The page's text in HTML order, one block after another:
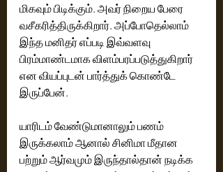
மிகவும் பிடிக்கும். அவர் நிறைய பேரை
வசீகரித்திருக்கிறார். அப்போதெல்லாம்
இந்த மனிதர் எப்படி இவ்வளவு
பிரம்மாண்டமாக விளம்பரப்படுத்துகிறார்
என வியப்புடன் பார்த்துக் கொண்டே
இருப்பேன்.
யாரிடம் வேண்டுமானாலும் பணம்
இருக்கலாம் ஆனால் சினிமா மீதான
பற்றும் ஆர்வமும் இருந்தால்தான் நடிக்க